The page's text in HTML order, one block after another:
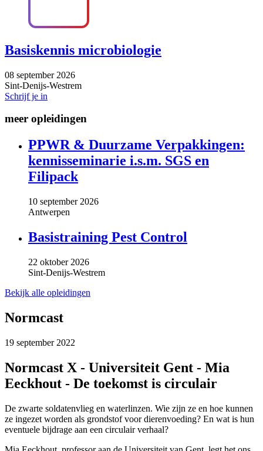
Basiskennis microbiologie
08 september 2026
Sint-Denijs-Westrem
Schrijf je in
meer opleidingen
PPWR & Duurzame Verpakkingen:
kennisseminarie i.s.m. SGS en
Filipack
10 september 2026
Antwerpen
Basistraining Pest Control
22 oktober 2026
Sint-Denijs-Westrem
Bekijk alle opleidingen
Normcast
19 september 2022
Normcast X - Universiteit Gent - Mia
Eeckhout - De toekomst is circulair
De zwarte soldatenvlieg en waterlinzen. Wie zijn ze en hoe kunnen
ze ingezet worden als grondstof voor dierenvoeding? En wat is hun
eventuele bijdrage aan een circulair verhaal?